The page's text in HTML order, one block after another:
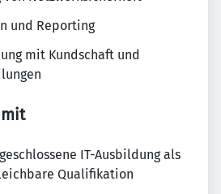
und Reporting
mit Kundschaft und
IT-Ausbildung als
Qualifikation